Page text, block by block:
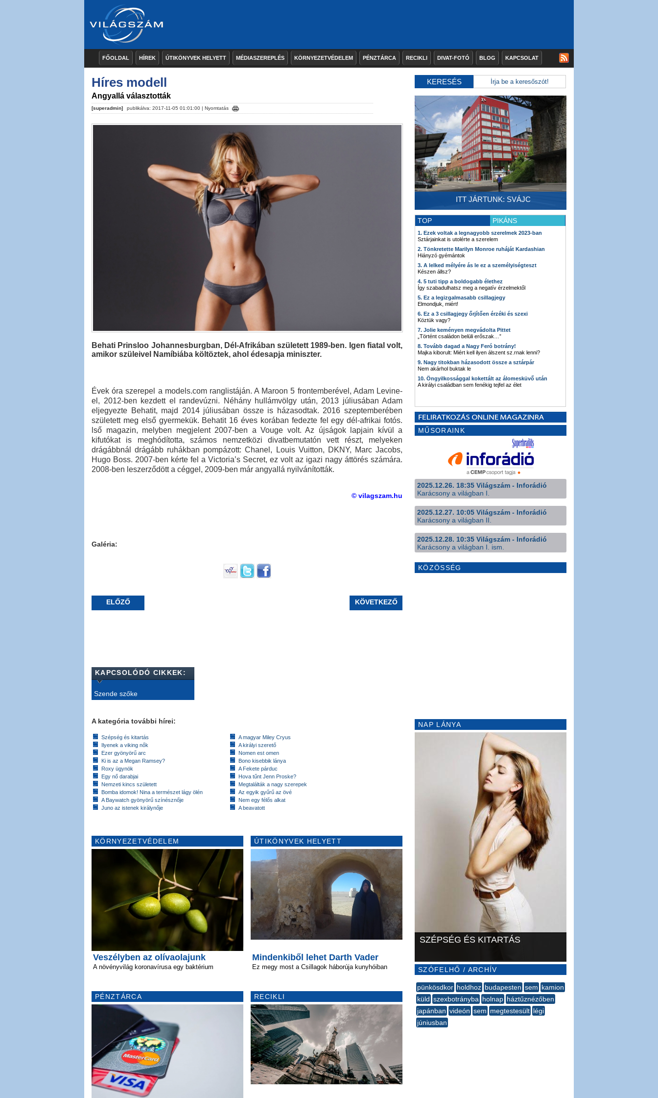
FŐOLDAL HÍREK ÚTIKÖNYVEK HELYETT MÉDIASZEREPLÉS KÖRNYEZETVÉDELEM PÉNZTÁRCA RECIKLI DIVAT-FOTÓ BLOG KAPCSOLAT
Híres modell
Angyallá választották
[superadmin] publikálva: 2017-11-05 01:01:00 | Nyomtatás
Behati Prinsloo Johannesburgban, Dél-Afrikában született 1989-ben. Igen fiatal volt,
amikor szüleivel Namíbiába költöztek, ahol édesapja miniszter.
Évek óra szerepel a models.com ranglistáján. A Maroon 5 frontemberével, Adam Levine-
el, 2012-ben kezdett el randevúzni. Néhány hullámvölgy után, 2013 júliusában Adam
eljegyezte Behatit, majd 2014 júliusában össze is házasodtak. 2016 szeptemberében
született meg első gyermekük. Behatit 16 éves korában fedezte fel egy dél-afrikai fotós.
lső magazin, melyben megjelent 2007-ben a Vouge volt. Az újságok lapjain kívül a
kifutókat is meghódította, számos nemzetközi divatbemutatón vett részt, melyeken
drágábbnál drágább ruhákban pompázott: Chanel, Louis Vuitton, DKNY, Marc Jacobs,
Hugo Boss. 2007-ben kérte fel a Victoria’s Secret, ez volt az igazi nagy áttörés számára.
2008-ben leszerződött a céggel, 2009-ben már angyallá nyilvánították.
© vilagszam.hu
Galéria:
ELŐZŐ KÖVETKEZŐ
KAPCSOLÓDÓ CIKKEK:
Szende szőke
A kategória további hírei:
Szépség és kitartás
Ilyenek a viking nők
Ezer gyönyörű arc
Ki is az a Megan Ramsey?
Roxy ügynök
Egy nő darabjai
Nemzeti kincs született
Bomba idomok! Nina a természet lágy ölén
A Baywatch gyönyörű színésznője
Juno az istenek királynője
A magyar Miley Cryus
A királyi szerető
Nomen est omen
Bono kisebbik lánya
A Fekete párduc
Hova tűnt Jenn Proske?
Megtalálták a nagy szerepek
Az egyik gyűrű az övé
Nem egy félős alkat
A beavatott
KÖRNYEZETVÉDELEM
Veszélyben az olívaolajunk
A növényvilág koronavírusa egy baktérium
PÉNZTÁRCA
ÚTIKÖNYVEK HELYETT
Mindenkiből lehet Darth Vader
Ez megy most a Csillagok háborúja kunyhóiban
RECIKLI
KERESÉS
ITT JÁRTUNK: SVÁJC
TOP PIKÁNS
1. Ezek voltak a legnagyobb szerelmek 2023-ban
Sztárjainkat is utolérte a szerelem
2. Tönkretette Marilyn Monroe ruháját Kardashian
Hiányzó gyémántok
3. A lelked mélyére ás le ez a személyiségteszt
Készen állsz?
4. 5 tuti tipp a boldogabb élethez
Így szabadulhatsz meg a negatív érzelmektől
5. Ez a legizgalmasabb csillagjegy
Elmondjuk, miért!
6. Ez a 3 csillagjegy őrjítően érzéki és szexi
Köztük vagy?
7. Jolie keményen megvádolta Pittet
„Történt családon belüli erőszak…”
8. Tovább dagad a Nagy Feró botrány!
Majka kiborult: Miért kell ilyen álszent sz.rnak lenni?
9. Nagy titokban házasodott össze a sztárpár
Nem akárhol buktak le
10. Öngyilkossággal kokettált az álomesküvő után
A királyi családban sem fenékig tejfel az élet
MŰSORAINK
2025.12.26. 18:35 Világszám - Inforádió
Karácsony a világban I.
2025.12.27. 10:05 Világszám - Inforádió
Karácsony a világban II.
2025.12.28. 10:35 Világszám - Inforádió
Karácsony a világban I. ism.
KÖZÖSSÉG
NAP LÁNYA
SZÉPSÉG ÉS KITARTÁS
SZÓFELHŐ / ARCHÍV
pünkösdkor holdhoz budapesten sem kamion
küld szexbotrányba holnap háztűznézőben
japánban videón sem megtestesült légi
júniusban